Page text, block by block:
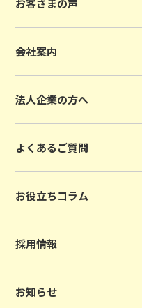
会社案内
法人企業の方へ
よくあるご質問
お役立ちコラム
採用情報
お知らせ